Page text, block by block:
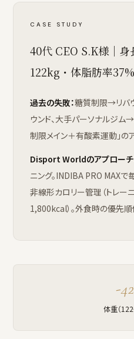
CASE STUDY
40代 CEO S.K様｜
122kg・体脂肪率37%
過去の失敗：糖質制限→リバ
ウンド、大手パーソナルジム
制限メイン＋有酸素運動」の
Disport Worldのアプローチ
ニング。INDIBA PRO MAXで
非線形カロリー管理（トレ
1,800kcal）。外食時の優先順
-
体重（